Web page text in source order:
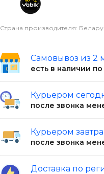
Страна производителя:
Самовывоз из 2
есть в наличии
Курьером
после звонка
Курьером
после звонка
Доставка по